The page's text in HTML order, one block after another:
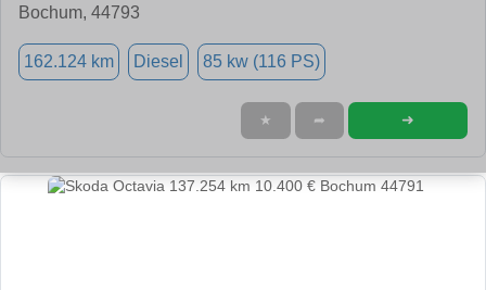
Bochum, 44793
162.124 km Diesel 85 kw (116 PS)
★ ➦ ➜